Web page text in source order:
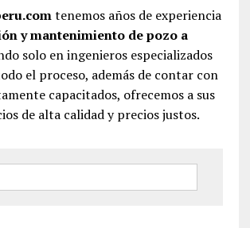
tenemos años de experiencia
y mantenimiento de pozo a
solo en ingenieros especializados
el proceso, además de contar con
capacitados, ofrecemos a sus
de alta calidad y precios justos.